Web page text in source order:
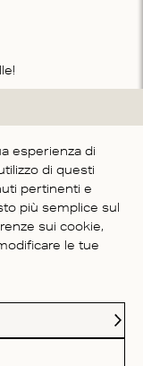
esperienza di
di questi
pertinenti e
più semplice sul
sui cookie,
le tue